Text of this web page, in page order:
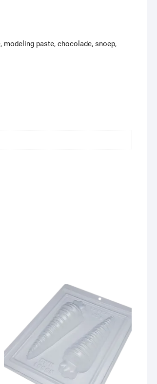
paste, chocolade, snoep,